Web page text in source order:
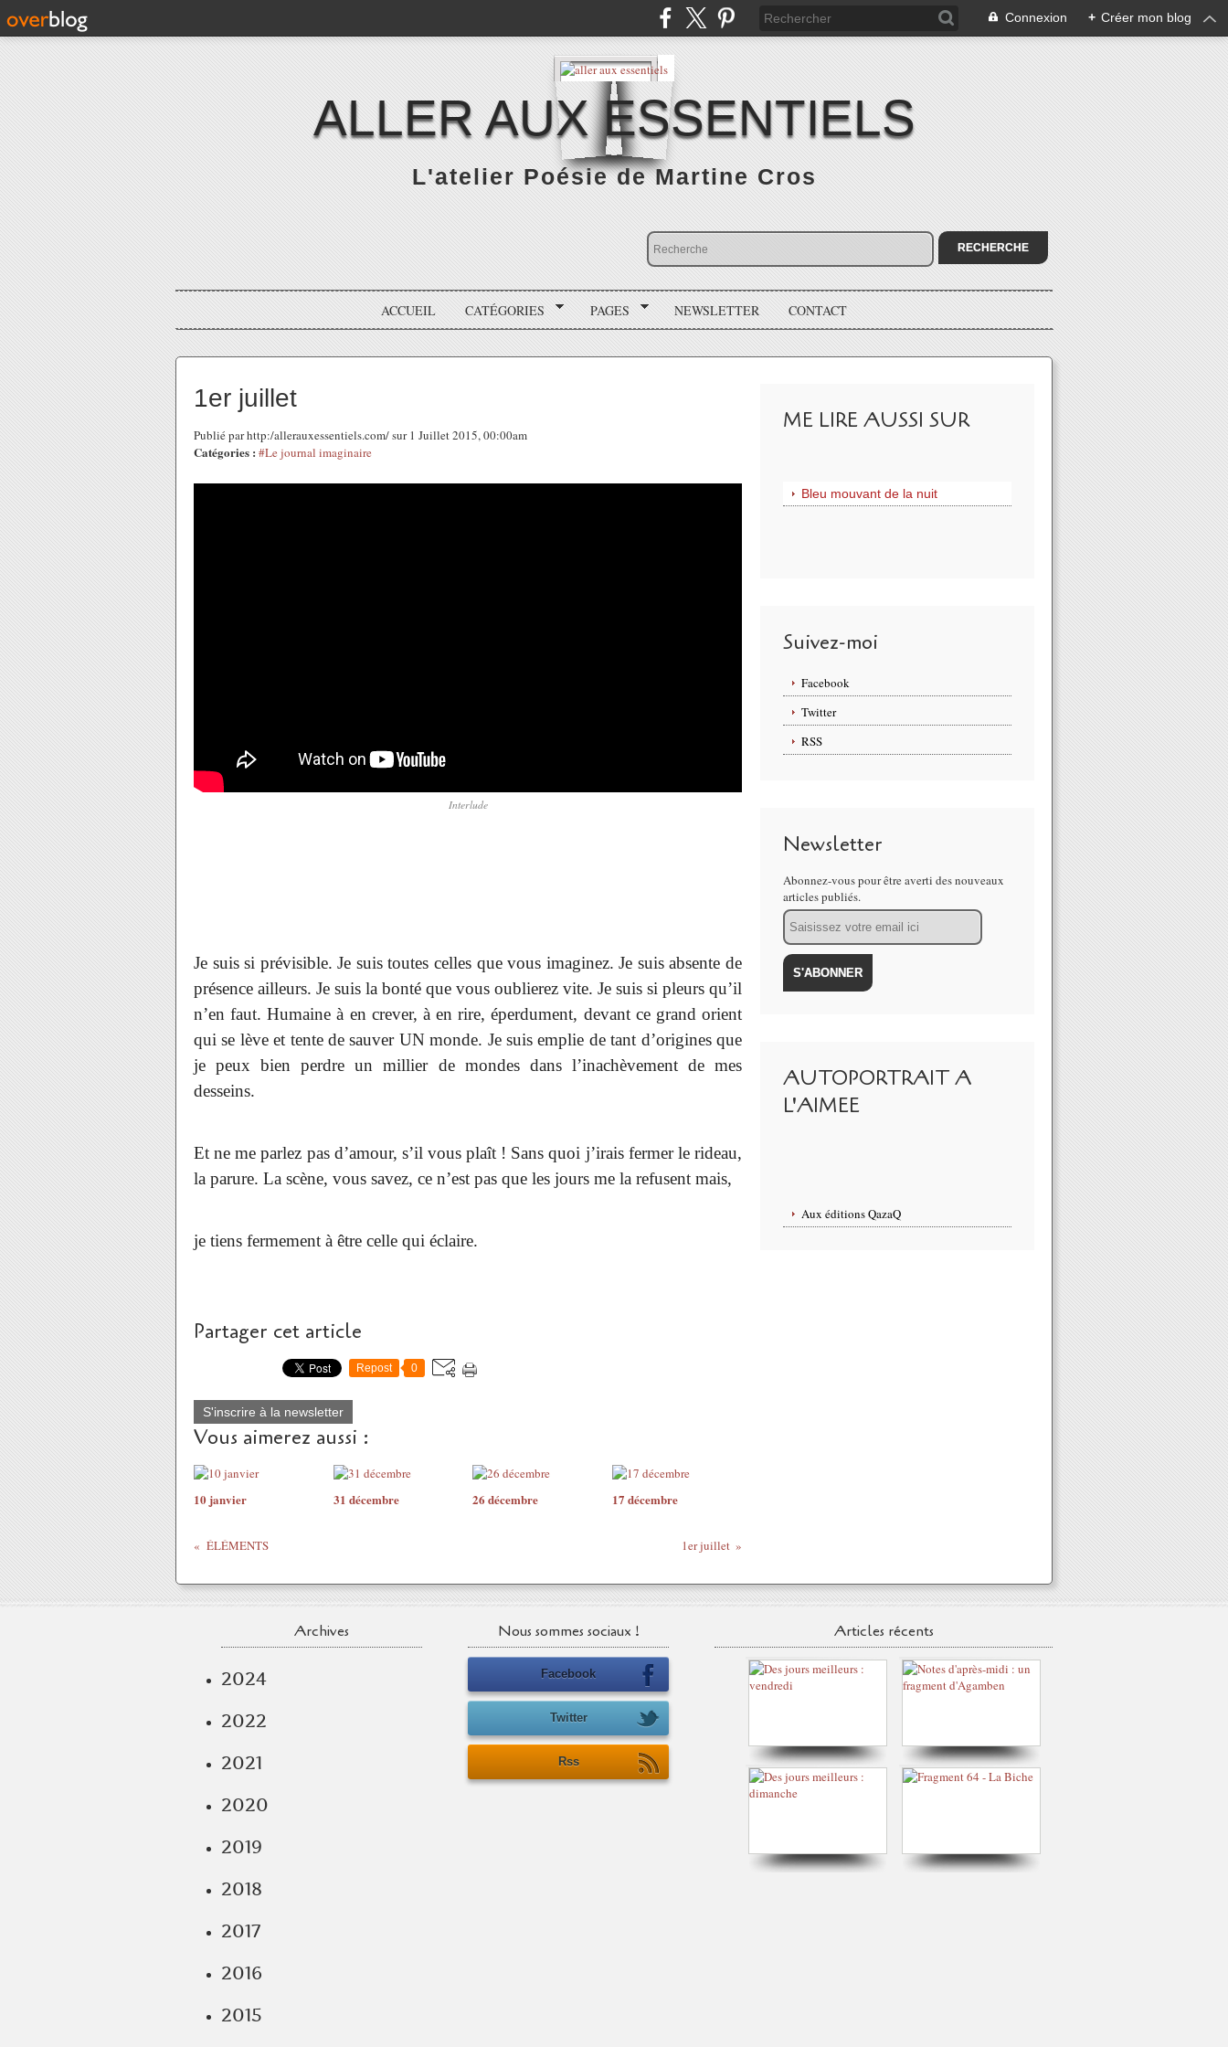
Connexion + Créer mon blog
ALLER AUX ESSENTIELS
L'atelier Poésie de Martine Cros
ACCUEIL CATÉGORIES PAGES NEWSLETTER CONTACT
1er juillet
Publié par http:/allerauxessentiels.com/ sur 1 Juillet 2015, 00:00am
Catégories : #Le journal imaginaire
Interlude
Je suis si prévisible. Je suis toutes celles que vous imaginez. Je suis absente de
présence ailleurs. Je suis la bonté que vous oublierez vite. Je suis si pleurs qu’il
n’en faut. Humaine à en crever, à en rire, éperdument, devant ce grand orient
qui se lève et tente de sauver UN monde. Je suis emplie de tant d’origines que
je peux bien perdre un millier de mondes dans l’inachèvement de mes
desseins.
Et ne me parlez pas d’amour, s’il vous plaît ! Sans quoi j’irais fermer le rideau,
la parure. La scène, vous savez, ce n’est pas que les jours me la refusent mais,
je tiens fermement à être celle qui éclaire.
Partager cet article
Repost 0
S'inscrire à la newsletter
Vous aimerez aussi :
10 janvier 31 décembre 26 décembre 17 décembre
ÉLÉMENTS 1er juillet
ME LIRE AUSSI SUR
Bleu mouvant de la nuit
Suivez-moi
Facebook
Twitter
RSS
Newsletter
Abonnez-vous pour être averti des nouveaux
articles publiés.
Email
AUTOPORTRAIT A
L'AIMEE
Aux éditions QazaQ
Archives
2024
2022
2021
2020
2019
2018
2017
2016
2015
Nous sommes sociaux !
Facebook
Twitter
Rss
Articles récents